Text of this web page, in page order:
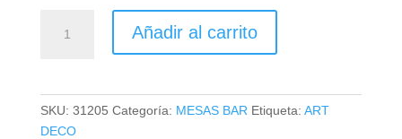
Añadir al carrito
SKU: 31205 Categoría: MESAS BAR Etiqueta: ART
DECO